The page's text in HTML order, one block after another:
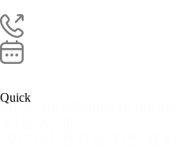
Quick
Women&children hospital